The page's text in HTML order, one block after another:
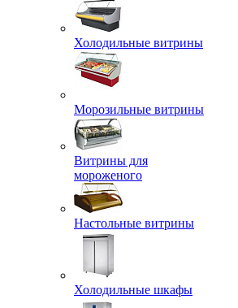
Холодильные витрины
Морозильные витрины
Витрины для
мороженого
Настольные витрины
Холодильные шкафы